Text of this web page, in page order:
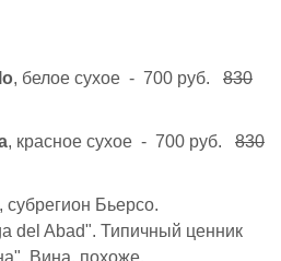
, белое сухое - 700 руб. 830
, красное сухое - 700 руб. 830
субрегион Бьерсо.
del Abad". Типичный ценник
Вина, похоже,